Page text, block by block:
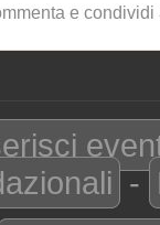
e
-